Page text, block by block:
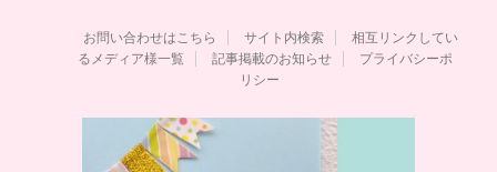
お問い合わせはこちら サイト内検索
相互リンクしてい
るメディア様一覧
記事掲載のお知らせ
プライバシーポ
リシー